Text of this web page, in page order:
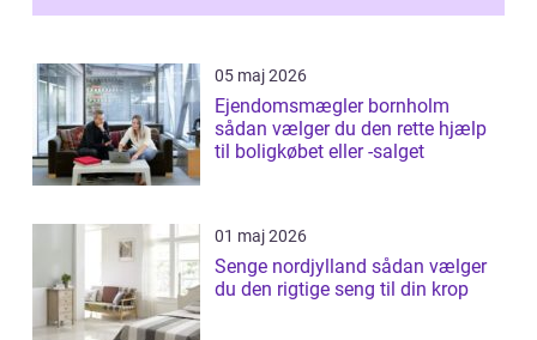
05 maj 2026
Ejendomsmægler bornholm
sådan vælger du den rette hjælp
til boligkøbet eller -salget
01 maj 2026
Senge nordjylland sådan vælger
du den rigtige seng til din krop